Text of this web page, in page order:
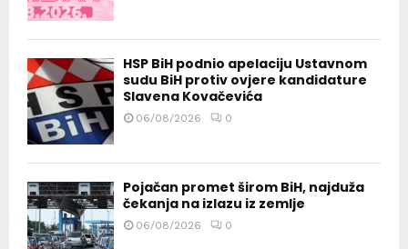
HSP BiH podnio apelaciju Ustavnom
sudu BiH protiv ovjere kandidature
Slavena Kovačevića
06/08/2026 0
Pojačan promet širom BiH, najduža
čekanja na izlazu iz zemlje
06/08/2026 0